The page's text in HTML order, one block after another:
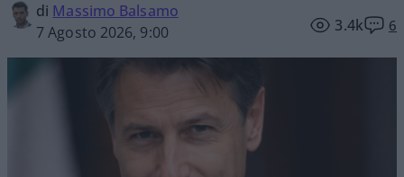
di Massimo Balsamo
7 Agosto 2026, 9:00
3.4k 6